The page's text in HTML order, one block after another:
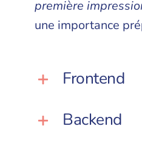
première
une importance
Frontend
Backend